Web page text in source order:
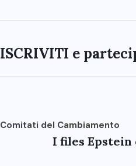
ISCRIVITI e
Comitati del Cambiamento
I files Epstein